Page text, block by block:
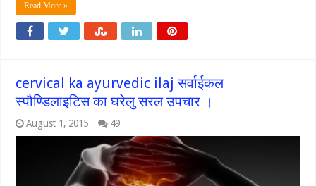
Read More »
cervical ka ayurvedic ilaj सर्वाईकल
स्पौण्डिलाइटिस का घरेलु सरल उपचार ।
August 1, 2015 49